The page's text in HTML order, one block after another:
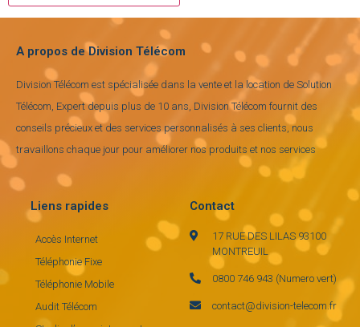
A propos de Division Télécom
Division Télécom est spécialisée dans la vente et la location de Solution
Télécom, Expert depuis plus de 10 ans, Division Télécom fournit des
conseils précieux et des services personnalisés à ses clients, nous
travaillons chaque jour pour améliorer nos produits et nos services
Liens rapides
Accès Internet
Téléphonie Fixe
Téléphonie Mobile
Audit Télécom
Contact
17 RUE DES LILAS 93100
MONTREUIL
0800 746 943 (Numero vert)
contact@division-telecom.fr